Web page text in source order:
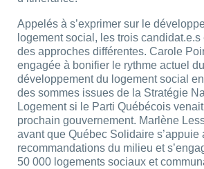
Appelés à s’exprimer sur le
logement social, les trois candidat.e.s
des approches différentes. Carole
engagée à bonifier le rythme actuel du
développement du logement social
des sommes issues de la Stratégie
Logement si le Parti Québécois
prochain gouvernement. Marlène
avant que Québec Solidaire s’appuie
recommandations du milieu et
50 000 logements sociaux et